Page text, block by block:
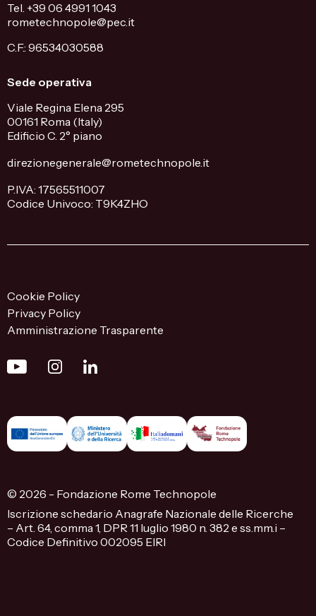
Tel. +39 06 4991 1043
rometechnopole@pec.it
C.F.: 96534030588
Sede operativa
Viale Regina Elena 295
00161 Roma (Italy)
Edificio C. 2° piano
direzionegenerale@rometechnopole.it
P.IVA: 17565511007
Codice Univoco: T9K4ZHO
Cookie Policy
Privacy Policy
Amministrazione Trasparente
© 2026 - Fondazione Rome Technopole
Iscrizione schedario Anagrafe Nazionale delle Ricerche
– Art. 64, comma 1, DPR 11 luglio 1980 n. 382 e ss.mm.i –
Codice Definitivo 002095 EIRI